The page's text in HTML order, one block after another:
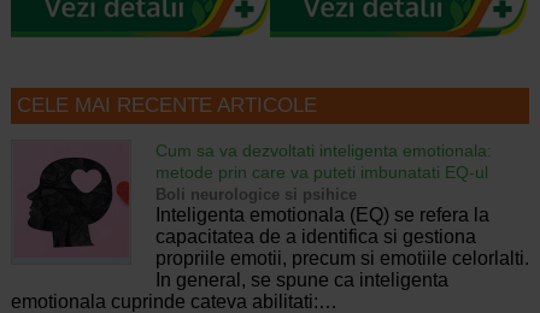
CELE MAI RECENTE ARTICOLE
Cum sa va dezvoltati inteligenta emotionala:
metode prin care va puteti imbunatati EQ-ul
Boli neurologice si psihice
Inteligenta emotionala (EQ) se refera la
capacitatea de a identifica si gestiona
propriile emotii, precum si emotiile celorlalti.
In general, se spune ca inteligenta
emotionala cuprinde cateva abilitati:…